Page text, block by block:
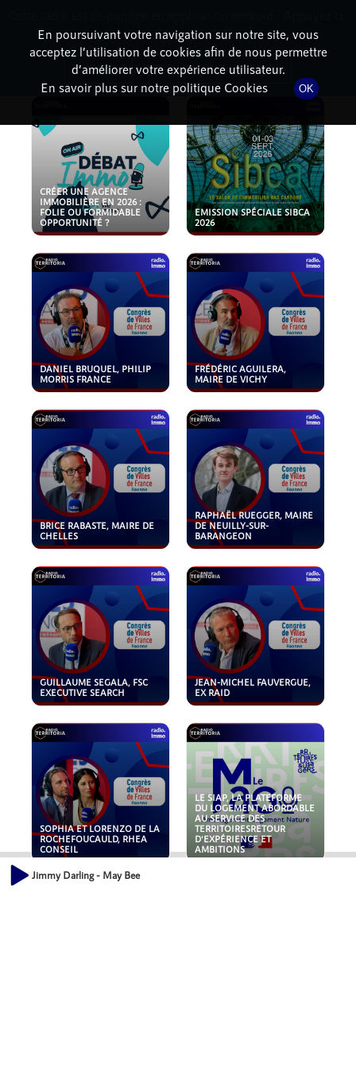
PODCASTS
CRÉER UNE AGENCE
IMMOBILIÈRE EN 2026 :
FOLIE OU FORMIDABLE
OPPORTUNITÉ ?
EMISSION SPÉCIALE SIBCA
2026
DANIEL BRUQUEL, PHILIP
MORRIS FRANCE
FRÉDÉRIC AGUILERA,
MAIRE DE VICHY
BRICE RABASTE, MAIRE DE
CHELLES
RAPHAËL RUEGGER, MAIRE
DE NEUILLY-SUR-
BARANGEON
GUILLAUME SEGALA, FSC
EXECUTIVE SEARCH
JEAN-MICHEL FAUVERGUE,
EX RAID
SOPHIA ET LORENZO DE LA
ROCHEFOUCAULD, RHEA
CONSEIL
LE SIAP, LA PLATEFORME
DU LOGEMENT ABORDABLE
AU SERVICE DES
TERRITOIRESRETOUR
D'EXPÉRIENCE ET
AMBITIONS
Jimmy Darling - May Bee
En poursuivant votre navigation sur notre site, vous
acceptez l’utilisation de cookies afin de nous permettre
d’améliorer votre expérience utilisateur.
En savoir plus sur notre politique Cookies
OK
dessous pour l'installer.
Non merci Télécharger l'application